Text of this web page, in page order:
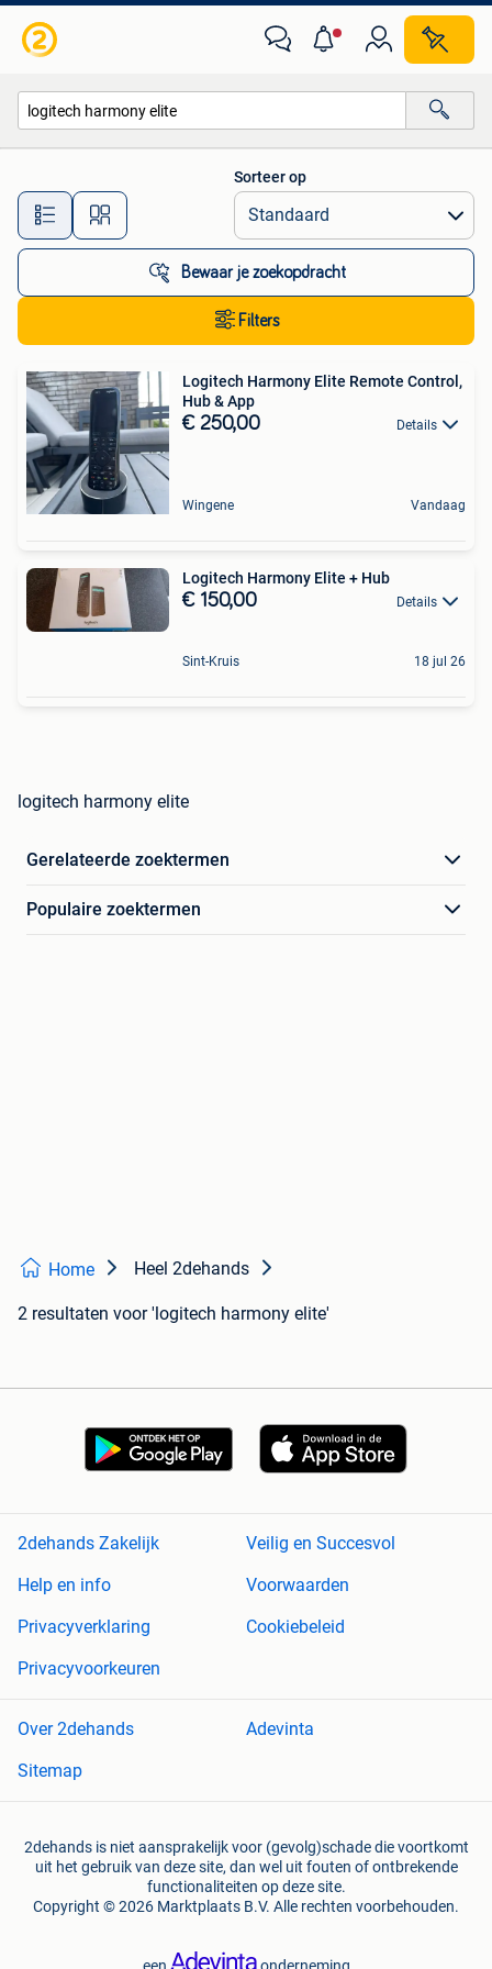
Alle afstanden…
Sorteer op
Bewaar je zoekopdracht
Filters
Logitech Harmony Elite Remote Control,
Hub & App
€ 250,00 Details
Wingene Vandaag
Logitech Harmony Elite + Hub
€ 150,00 Details
Sint-Kruis 18 jul 26
logitech harmony elite
Gerelateerde zoektermen
Populaire zoektermen
Home Heel 2dehands
2 resultaten voor 'logitech harmony elite'
2dehands Zakelijk
Veilig en Succesvol
Help en info
Voorwaarden
Privacyverklaring
Cookiebeleid
Privacyvoorkeuren
Over 2dehands
Adevinta
Sitemap
2dehands is niet aansprakelijk voor (gevolg)schade die voortkomt
uit het gebruik van deze site, dan wel uit fouten of ontbrekende
functionaliteiten op deze site.
Copyright © 2026 Marktplaats B.V. Alle rechten voorbehouden.